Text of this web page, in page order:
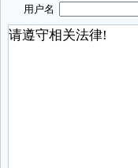
用户名